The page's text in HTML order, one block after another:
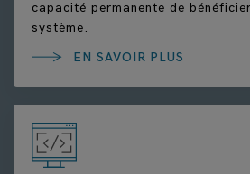
capacité permanente de
système.
EN SAVOIR PLUS